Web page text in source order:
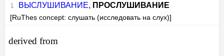
ВЫСЛУШИВАНИЕ, ПРОСЛУШИВАНИЕ
[RuThes concept: слушать (исследовать на слух)]
derived from